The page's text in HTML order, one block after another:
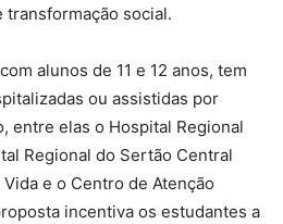
transformação social.
alunos de 11 e 12 anos, tem
ou assistidas por
entre elas o Hospital Regional
Regional do Sertão Central
e o Centro de Atenção
incentiva os estudantes a